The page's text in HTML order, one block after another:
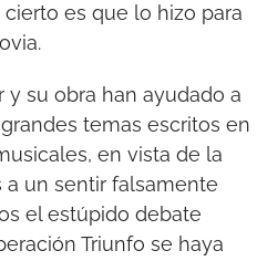
es que lo hizo para
su obra han ayudado a
temas escritos en
en vista de la
a un sentir falsamente
el estúpido debate
Triunfo se haya